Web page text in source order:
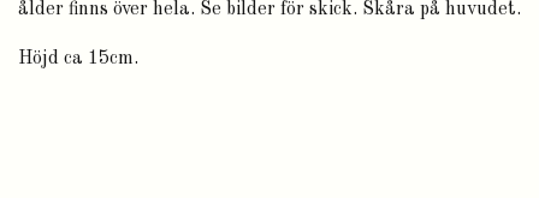
ålder finns över hela. Se bilder för skick. Skåra på huvudet.
Höjd ca 15cm.